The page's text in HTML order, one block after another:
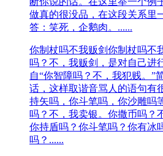
做真的很没品，在这段关系里
答：笑死，企鹅肉。......
你制杖吗不我贩剑你制杖吗不
吗？不，我贩剑，是对自己进
自“你智障吗？不，我犯贱。”
话，这样取谐音骂人的语句有
持矢吗，你斗笔吗，你沙雕吗
吗？不，我卖银。你撒币吗？
你持盾吗？你斗笔吗？你有冰
吗？......